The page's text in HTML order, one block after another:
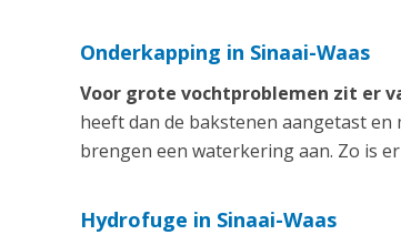
Onderkapping in Sinaai-Waas
Voor grote vochtproblemen zit er
heeft dan de bakstenen aangetast
brengen een waterkering aan. Zo is
Hydrofuge in Sinaai-Waas